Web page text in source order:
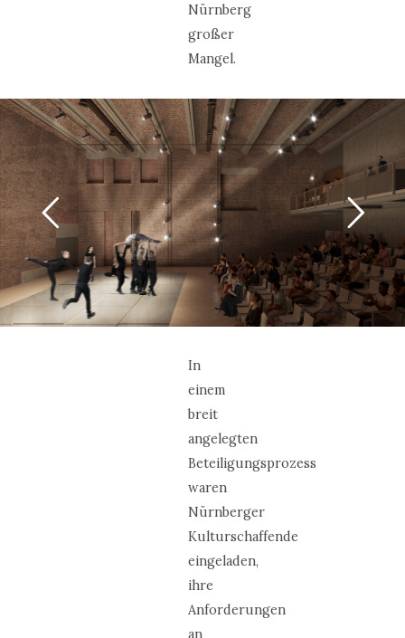
Nürnberg
großer
Mangel.
In
einem
breit
angelegten
Beteiligungsprozess
waren
Nürnberger
Kulturschaffende
eingeladen,
ihre
Anforderungen
an